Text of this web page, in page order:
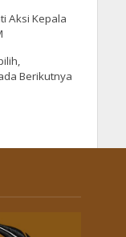
Aksi Kepala
Berikutnya